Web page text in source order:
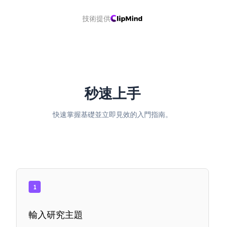
技術提供
秒速上手
快速掌握基礎並立即見效的入門指南。
1
輸入研究主題